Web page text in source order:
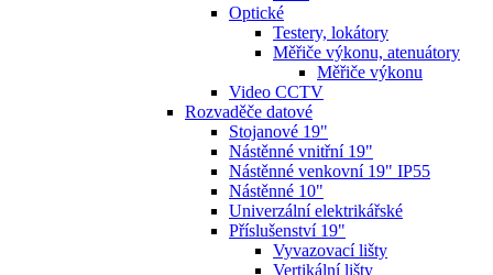
Optické
Testery, lokátory
Měřiče výkonu, atenuátory
Měřiče výkonu
Video CCTV
Rozvaděče datové
Stojanové 19"
Nástěnné vnitřní 19"
Nástěnné venkovní 19" IP55
Nástěnné 10"
Univerzální elektrikářské
Příslušenství 19"
Vyvazovací lišty
Vertikální lišty